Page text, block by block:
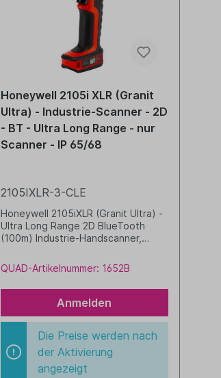
Honeywell 2105i XLR (Granit
Ultra) - Industrie-Scanner - 2D
- BT - Ultra Long Range - nur
Scanner - IP 65/68
2105IXLR-3-CLE
Honeywell 2105iXLR (Granit Ultra) -
Ultra Long Range 2D BlueTooth
(100m) Industrie-Handscanner,
(abhängig vom Barcode) inkl. Cradle
(CCB23-100BT-07N) USB-Kabel,
3m, gerade (CBL-500-300-S00)
Netzteil nicht zwingend erforderlich
schnelleres Laden rot/schwarz
QUAD-Artikelnummer: 1652B
Anmelden
Die Preise werden nach
der Aktivierung
angezeigt